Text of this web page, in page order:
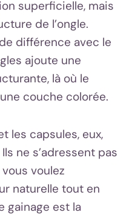
superficielle, mais
de l’ongle.
différence avec le
ajoute une
là où le
couche colorée.
les capsules, eux,
ne s’adressent pas
voulez
naturelle tout en
gainage est la